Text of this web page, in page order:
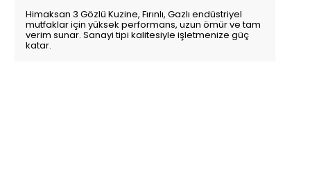
Himaksan 3 Gözlü Kuzine, Fırınlı, Gazlı endüstriyel
mutfaklar için yüksek performans, uzun ömür ve tam
verim sunar. Sanayi tipi kalitesiyle işletmenize güç
katar.